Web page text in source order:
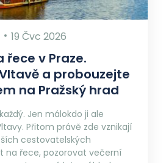
19 Čvc 2026
řece v Praze.
a probouzejte
na Pražský hrad
Jen málokdo ji ale
Přitom právě zde vznikají
cestovatelských
na řece, pozorovat večerní